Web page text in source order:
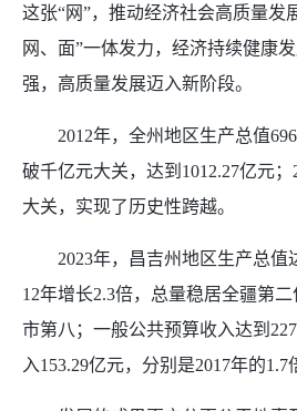
这张“网”，推动经济社会高质量发
网、面”一体发力，经济持续健康
强，高质量发展迈入新阶段。
2012年，全州地区生产总值
破千亿元大关，达到1012.27亿元
大关，实现了历史性跨越。
2023年，昌吉州地区生产总值
12年增长2.3倍，总量稳居全疆第
市第八；一般公共预算收入达到
入153.29亿元，分别是2017年的1.7